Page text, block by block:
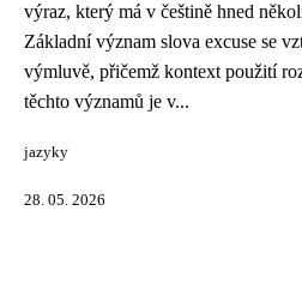
výraz, který má v češtině hned
Základní význam slova excuse se
výmluvě, přičemž kontext použití
těchto významů je v...
jazyky
28. 05. 2026